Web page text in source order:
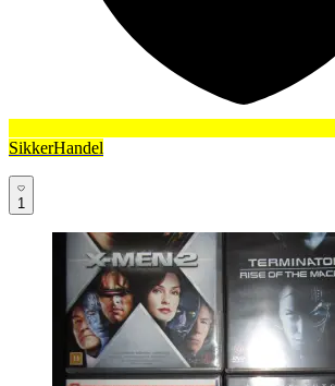
SikkerHandel
1